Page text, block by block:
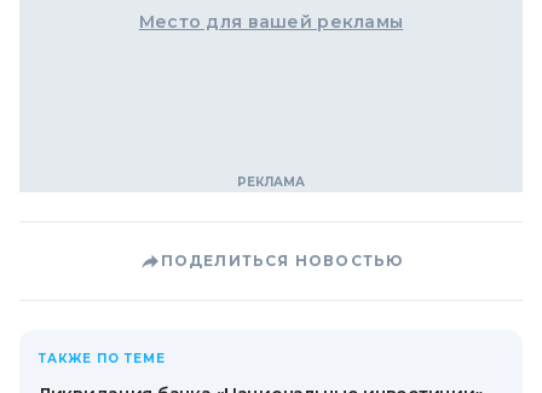
Место для вашей рекламы
ПОДЕЛИТЬСЯ НОВОСТЬЮ
ТАКЖЕ ПО ТЕМЕ